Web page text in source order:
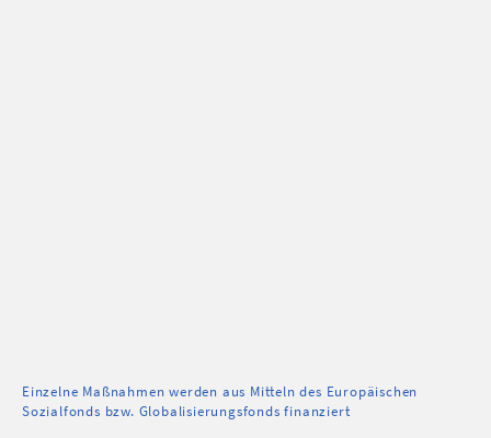
Einzelne Maßnahmen werden aus Mitteln des Europäischen
Sozialfonds bzw. Globalisierungsfonds finanziert